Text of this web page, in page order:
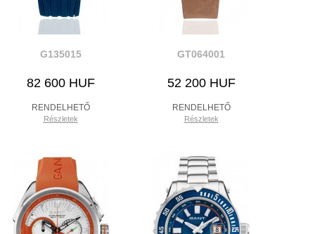
G135015
82 600 HUF
RENDELHETŐ
Részletek
GT064001
52 200 HUF
RENDELHETŐ
Részletek